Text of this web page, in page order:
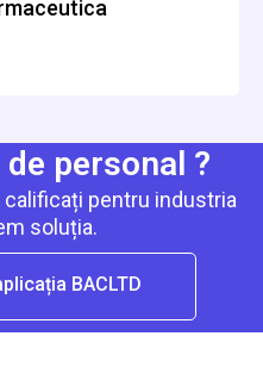
personal ?
calificați pentru industria
soluția.
BACLTD